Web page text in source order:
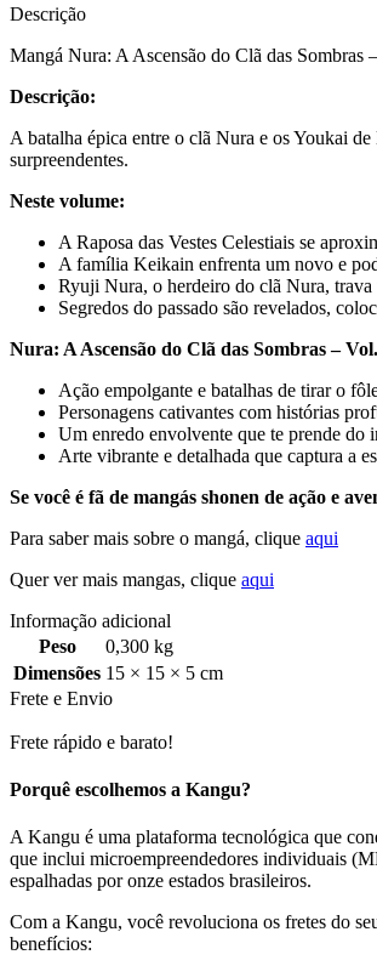
Descrição
Mangá Nura: A Ascensão do Clã das Sombras
Descrição:
A batalha épica entre o clã Nura e os Youkai
surpreendentes.
Neste volume:
A Raposa das Vestes Celestiais se
A família Keikain enfrenta um novo e
Ryuji Nura, o herdeiro do clã Nura,
Segredos do passado são revelados,
Nura: A Ascensão do Clã das Sombras –
Ação empolgante e batalhas de tirar o
Personagens cativantes com histórias
Um enredo envolvente que te prende do
Arte vibrante e detalhada que captura a
Se você é fã de mangás shonen de ação e
Para saber mais sobre o mangá, clique aqui
Quer ver mais mangas, clique aqui
Informação adicional
Peso
0,300 kg
Dimensões 15 × 15 × 5 cm
Frete e Envio
Frete rápido e barato!
Porquê escolhemos a Kangu?
A Kangu é uma plataforma tecnológica que
que inclui microempreendedores individuais
espalhadas por onze estados brasileiros.
Com a Kangu, você revoluciona os fretes do
benefícios: